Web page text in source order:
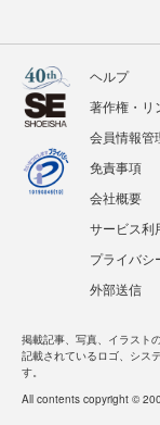
ヘルプ
著作権・リ
会員情報管
免責事項
会社概要
サービス利
プライバシ
外部送信
掲載記事、写真、イラスト
記載されているロゴ、シス
す。
All contents copyright ©